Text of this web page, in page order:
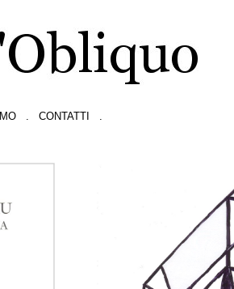
. CONTATTI .